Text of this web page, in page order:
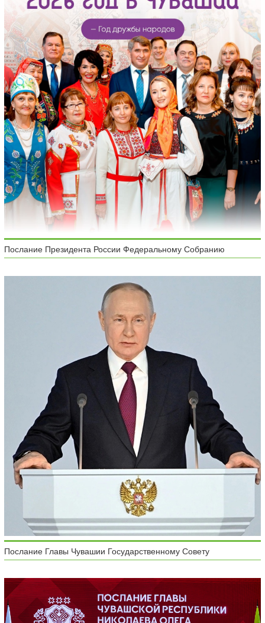
Послание Президента России Федеральному Собранию
Послание Главы Чувашии Государственному Совету